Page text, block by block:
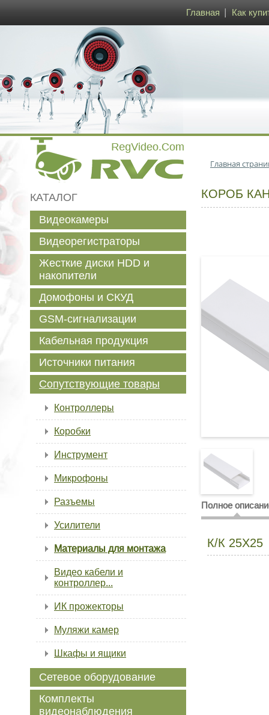
Главная Как
Главная
КОРОБ
Полное
К/К 25Х25
КАТАЛОГ
Видеокамеры
Видеорегистраторы
Жесткие диски HDD и
накопители
Домофоны и СКУД
GSM-сигнализации
Кабельная продукция
Источники питания
Сопутствующие товары
Контроллеры
Коробки
Инструмент
Микрофоны
Разъемы
Усилители
Материалы для монтажа
Видео кабели и
контроллер...
ИК прожекторы
Муляжи камер
Шкафы и ящики
Сетевое оборудование
Комплекты
видеонаблюдения